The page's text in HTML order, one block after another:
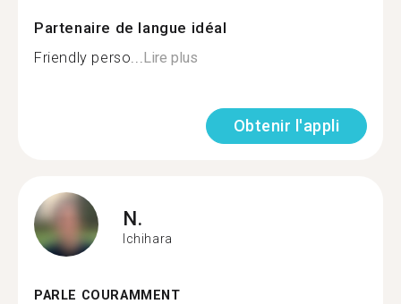
Partenaire de langue idéal
Friendly perso...Lire plus
Obtenir l'appli
N.
Ichihara
PARLE COURAMMENT